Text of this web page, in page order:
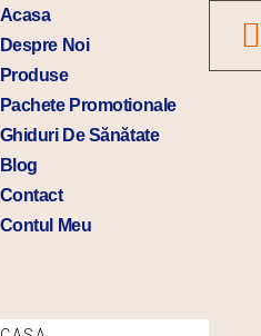
Acasa
Despre Noi
Produse
Pachete Promotionale
Ghiduri De Sănătate
Blog
Contact
Contul Meu